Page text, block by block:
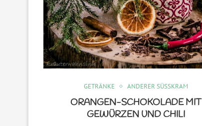
GETRÄNKE ANDERER SÜSSKRAM
ORANGEN-SCHOKOLADE MIT
GEWÜRZEN UND CHILI